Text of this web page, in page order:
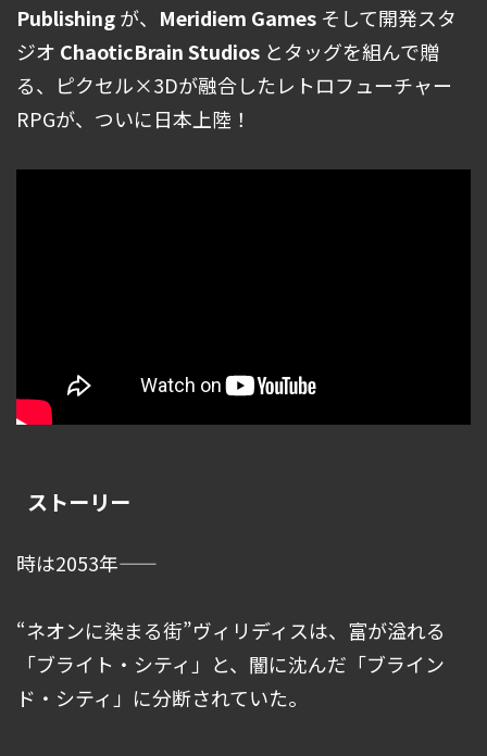
Publishingが、 Meridiem Games そして開発スタ
ジオ ChaoticBrain Studios とタッグを組んで贈
る、ピクセル×3Dが融合したレトロフューチャー
RPGが、ついに日本上陸！
ストーリー
時は2053年――
“ネオンに染まる街”ヴィリディスは、富が溢れる
「ブライト・シティ」と、闇に沈んだ「ブライン
ド・シティ」に分断されていた。